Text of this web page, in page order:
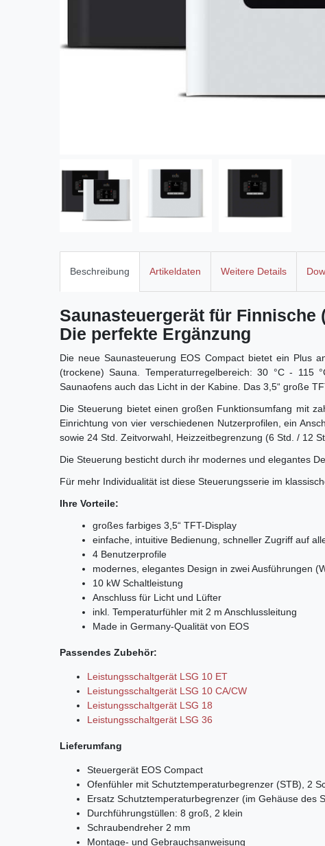
Beschreibung Artikeldaten Weitere Details
Saunasteuergerät für Finnische
Die perfekte Ergänzung
Die neue Saunasteuerung EOS Compact bietet ein Plus
(trockene) Sauna. Temperaturregelbereich: 30 °C -
Saunaofens auch das Licht in der Kabine. Das 3,5“ große
Die Steuerung bietet einen großen Funktionsumfang mit
Einrichtung von vier verschiedenen Nutzerprofilen, ein
sowie 24 Std. Zeitvorwahl, Heizzeitbegrenzung (6 Std. / 12
Die Steuerung besticht durch ihr modernes und elegantes
Für mehr Individualität ist diese Steuerungsserie im
Ihre Vorteile:
großes farbiges 3,5“ TFT-Display
einfache, intuitive Bedienung, schneller Zugriff auf
4 Benutzerprofile
modernes, elegantes Design in zwei Ausführungen
10 kW Schaltleistung
Anschluss für Licht und Lüfter
inkl. Temperaturfühler mit 2 m Anschlussleitung
Made in Germany-Qualität von EOS
Passendes Zubehör:
Leistungsschaltgerät LSG 10 ET
Leistungsschaltgerät LSG 10 CA/CW
Leistungsschaltgerät LSG 18
Leistungsschaltgerät LSG 36
Lieferumfang
Steuergerät EOS Compact
Ofenfühler mit Schutztemperaturbegrenzer (STB), 2
Ersatz Schutztemperaturbegrenzer (im Gehäuse des
Durchführungstüllen: 8 groß, 2 klein
Schraubendreher 2 mm
Montage- und Gebrauchsanweisung